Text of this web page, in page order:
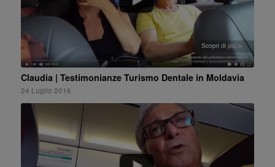
Claudia | Testimonianze Turismo Dentale in Moldavia
24 Luglio 2016